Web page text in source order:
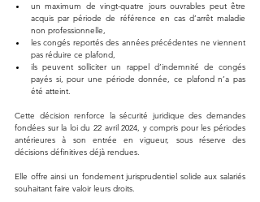
un maximum de vingt-quatre jours ouvrables peut être
acquis par période de référence en cas d’arrêt maladie
non professionnelle,
les congés reportés des années précédentes ne viennent
pas réduire ce plafond,
ils peuvent solliciter un rappel d’indemnité de congés
payés si, pour une période donnée, ce plafond n’a pas
été atteint.
Cette décision renforce la sécurité juridique des demandes
fondées sur la loi du 22 avril 2024, y compris pour les périodes
antérieures à son entrée en vigueur, sous réserve des
décisions définitives déjà rendues.
Elle offre ainsi un fondement jurisprudentiel solide aux salariés
souhaitant faire valoir leurs droits.